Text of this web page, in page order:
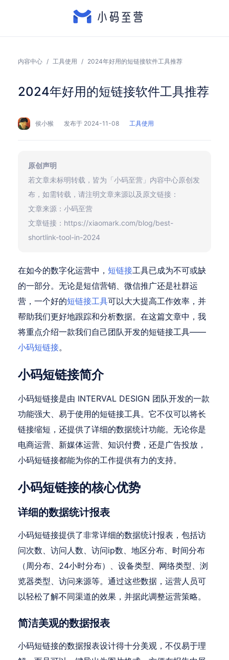
内容中心 / 工具使用 / 2024年好用的短链接软件工具推荐
2024年好用的短链接软件工具推荐
侯小猴 发布于 2024-11-08 工具使用
原创声明
若文章未标明转载，皆为「小码至营」内容中心原创发
布，如需转载，请注明文章来源以及原文链接：
文章来源：小码至营
文章链接：https://xiaomark.com/blog/best-
shortlink-tool-in-2024
在如今的数字化运营中， 短链接工具已成为不可或缺
的一部分。无论是短信营销、微信推广还是社群运
营，一个好的短链接工具可以大大提高工作效率，并
帮助我们更好地跟踪和分析数据。在这篇文章中，我
将重点介绍一款我们自己团队开发的短链接工具——
小码短链接。
小码短链接简介
小码短链接是由 INTERVAL DESIGN 团队开发的一款
功能强大、易于使用的短链接工具。它不仅可以将长
链接缩短，还提供了详细的数据统计功能。无论你是
电商运营、新媒体运营、知识付费，还是广告投放，
小码短链接都能为你的工作提供有力的支持。
小码短链接的核心优势
详细的数据统计报表
小码短链接提供了非常详细的数据统计报表，包括访
问次数、访问人数、访问ip数、地区分布、时间分布
（周分布、24小时分布）、设备类型、网络类型、浏
览器类型、访问来源等。通过这些数据，运营人员可
以轻松了解不同渠道的效果，并据此调整运营策略。
简洁美观的数据报表
小码短链接的数据报表设计得十分美观，不仅易于理